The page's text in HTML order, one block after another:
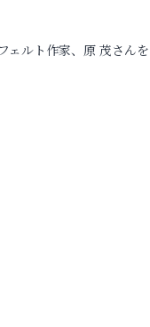
ェルト作家、原 茂さん